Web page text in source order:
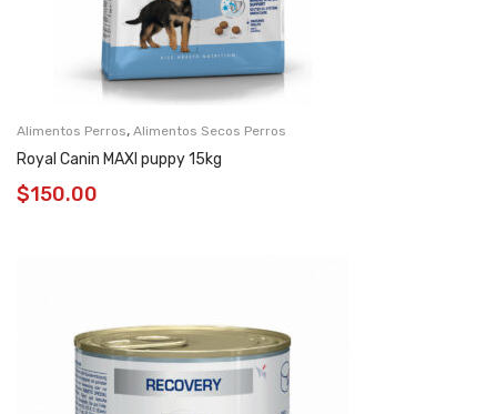
Alimentos Perros, Alimentos Secos Perros
Royal Canin MAXI puppy 15kg
$150.00